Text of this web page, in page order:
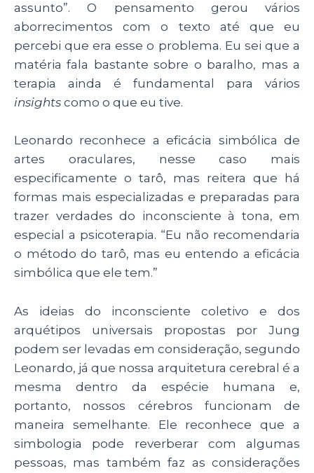
assunto”. O pensamento gerou vários
aborrecimentos com o texto até que eu
percebi que era esse o problema. Eu sei que a
matéria fala bastante sobre o baralho, mas a
terapia ainda é fundamental para vários
insights como o que eu tive.
Leonardo reconhece a eficácia simbólica de
artes oraculares, nesse caso mais
especificamente o tarô, mas reitera que há
formas mais especializadas e preparadas para
trazer verdades do inconsciente à tona, em
especial a psicoterapia. “Eu não recomendaria
o método do tarô, mas eu entendo a eficácia
simbólica que ele tem.”
As ideias do inconsciente coletivo e dos
arquétipos universais propostas por Jung
podem ser levadas em consideração, segundo
Leonardo, já que nossa arquitetura cerebral é a
mesma dentro da espécie humana e,
portanto, nossos cérebros funcionam de
maneira semelhante. Ele reconhece que a
simbologia pode reverberar com algumas
pessoas, mas também faz as considerações